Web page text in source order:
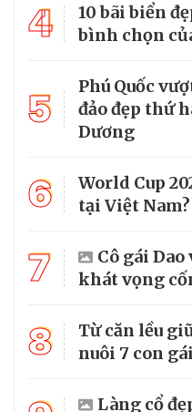
4
10 bãi biển
bình chọn
5
Phú Quốc
đảo đẹp thứ
Dương
6
World Cup
tại Việt Nam?
7
Cô gái
khát vọng
8
Từ căn lều
nuôi 7 con
Làng cổ